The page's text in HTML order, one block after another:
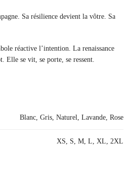
Sa résilience devient la vôtre. Sa
réactive l’intention. La renaissance
Elle se vit, se porte, se ressent.
Blanc, Gris, Naturel, Lavande, Rose
XS, S, M, L, XL, 2XL